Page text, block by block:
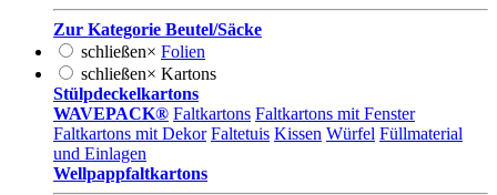
Zur Kategorie Beutel/Säcke
schließen× Folien
schließen× Kartons
Stülpdeckelkartons
WAVEPACK® Faltkartons Faltkartons mit Fenster
Faltkartons mit Dekor Faltetuis Kissen Würfel Füllmaterial
und Einlagen
Wellpappfaltkartons